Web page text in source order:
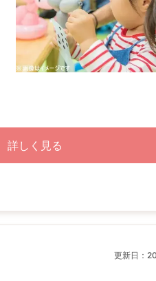
詳しく見る
更新日：